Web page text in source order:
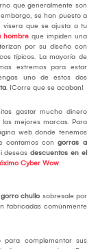
que generalmente son
se han puesto a
que se ajusta a tu
hombre que impiden una
por su diseño con
típicos. La mayoría de
extremos para estar
uno de estos dos
. ¡Corre que se acaban!
gastar mucho dinero
mejores marcas. Para
web donde tenemos
contamos con gorras a
deseas descuentos en el
Cyber Wow.
gorro chullo sobresale por
fabricadas comúnmente
complementar sus